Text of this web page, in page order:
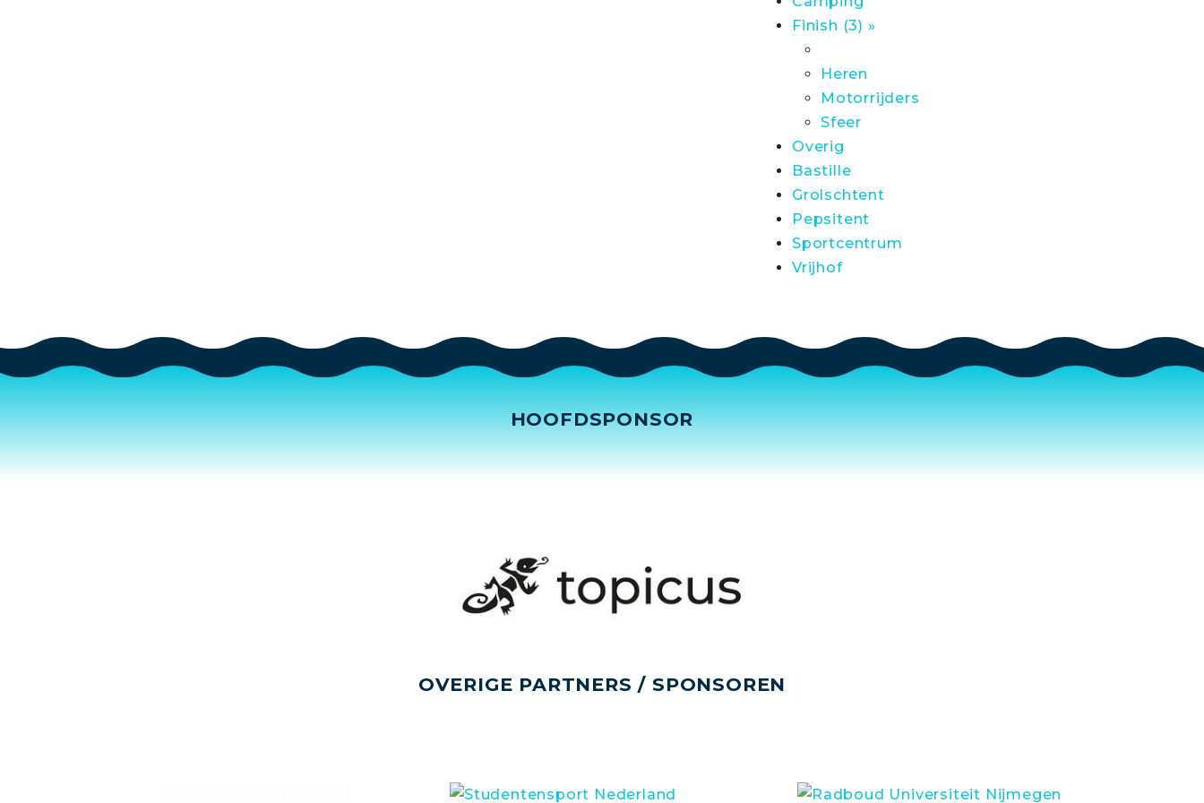
Finish (3) »
Heren
Motorrijders
Sfeer
Overig
Bastille
Grolschtent
Pepsitent
Sportcentrum
Vrijhof
HOOFDSPONSOR
OVERIGE PARTNERS / SPONSOREN